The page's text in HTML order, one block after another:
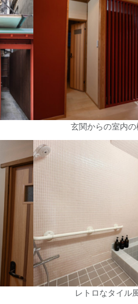
玄関からの室内
レトロなタイル